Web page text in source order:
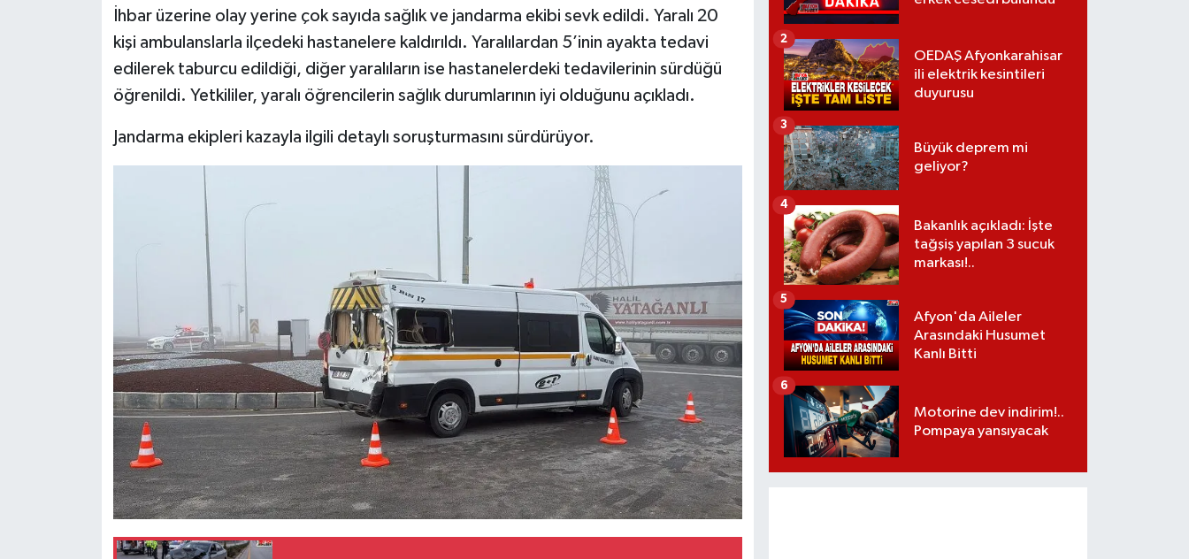
İhbar üzerine olay yerine çok sayıda sağlık ve jandarma ekibi sevk edildi. Yaralı 20
kişi ambulanslarla ilçedeki hastanelere kaldırıldı. Yaralılardan 5’inin ayakta tedavi
edilerek taburcu edildiği, diğer yaralıların ise hastanelerdeki tedavilerinin sürdüğü
öğrenildi. Yetkililer, yaralı öğrencilerin sağlık durumlarının iyi olduğunu açıkladı.
Jandarma ekipleri kazayla ilgili detaylı soruşturmasını sürdürüyor.
OEDAŞ Afyonkarahisar
ili elektrik kesintileri
duyurusu
2
Büyük deprem mi
geliyor?
3
Bakanlık açıkladı: İşte
tağşiş yapılan 3 sucuk
markası!..
4
Afyon'da Aileler
Arasındaki Husumet
Kanlı Bitti
5
Motorine dev indirim!..
Pompaya yansıyacak
6